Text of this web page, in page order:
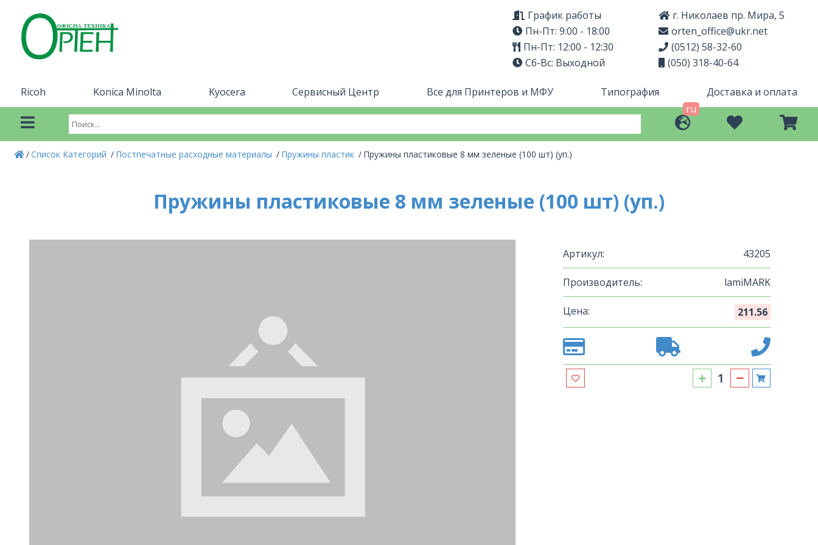
График работы
Пн-Пт: 9:00 - 18:00
Пн-Пт: 12:00 - 12:30
Сб-Вс: Выходной
г. Николаев пр. Мира, 5
orten_office@ukr.net
(0512) 58-32-60
(050) 318-40-64
Ricoh Konica Minolta Kyocera Сервисный Центр Все для Принтеров и МФУ Типография
Доставка и оплата
ru
Список Категорий Постпечатные расходные материалы Пружины пластик Пружины пластиковые 8 мм зеленые (100 шт) (уп.)
Пружины пластиковые 8 мм зеленые (100 шт) (уп.)
Артикул: 43205
Производитель: lamiMARK
Цена: 211.56